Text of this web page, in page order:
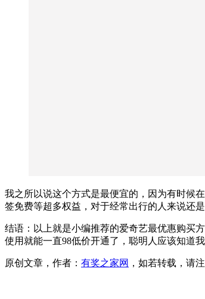
我之所以说这个方式是最便宜的，因为有时候
签免费等超多权益，对于经常出行的人来说还是
结语：以上就是小编推荐的爱奇艺最优惠购买
使用就能一直98低价开通了，聪明人应该知道
原创文章，作者： 有奖之家网 ，如若转载，请